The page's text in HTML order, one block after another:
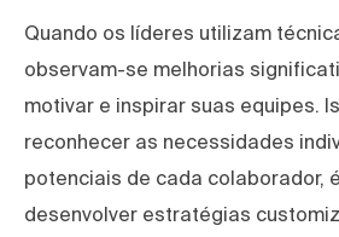
Quando os líderes utilizam
observam-se melhorias
motivar e inspirar suas equipes.
reconhecer as necessidades
potenciais de cada colaborador,
desenvolver estratégias